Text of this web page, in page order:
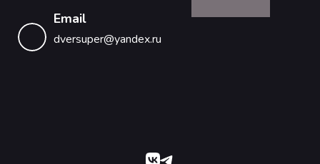
Email
dversuper@yandex.ru